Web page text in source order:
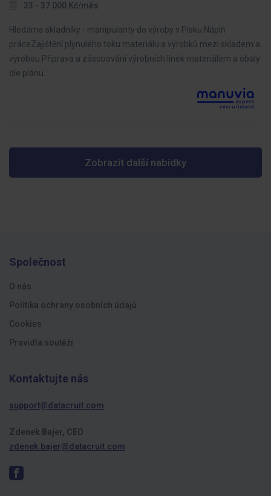
33 - 37 000 Kč/měs
Hledáme skladníky - manipulanty do výroby v Písku.Náplň
práceZajištění plynulého toku materiálu a výrobků mezi skladem a
výrobou Příprava a zásobování výrobních linek materiálem a obaly
dle plánu…
Zobrazit další nabídky
Společnost
O nás
Politika ochrany osobních údajů
Cookies
Pravidla soutěží
Kontaktujte nás
support@datacruit.com
Zdenek Bajer, CEO
zdenek.bajer@datacruit.com